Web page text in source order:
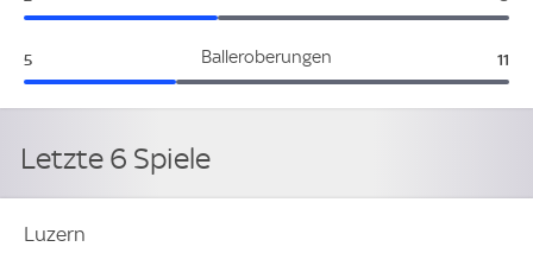
Balleroberungen
Luzern:
5 11
Letzte 6 Spiele
Luzern